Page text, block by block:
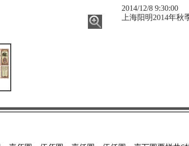
2014/12/8 9:30:00
上海阳明2014年秋